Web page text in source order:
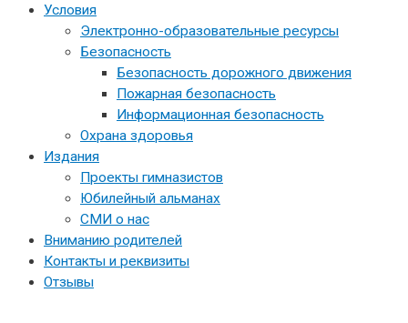
Условия
Электронно-образовательные ресурсы
Безопасность
Безопасность дорожного движения
Пожарная безопасность
Информационная безопасность
Охрана здоровья
Издания
Проекты гимназистов
Юбилейный альманах
СМИ о нас
Вниманию родителей
Контакты и реквизиты
Отзывы